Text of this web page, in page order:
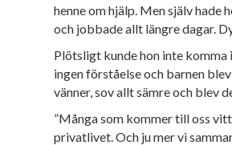
henne om hjälp. Men själv
och jobbade allt längre dagar.
Plötsligt kunde hon inte
ingen förståelse och barnen
vänner, sov allt sämre och blev
”Många som kommer till oss
privatlivet. Och ju mer vi